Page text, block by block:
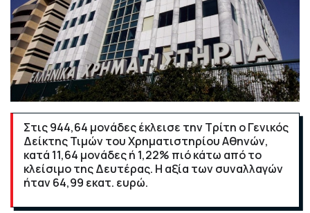
Στις 944,64 μονάδες έκλεισε την Τρίτη ο Γενικός
Δείκτης Τιμών του Χρηματιστηρίου Αθηνών,
κατά 11,64 μονάδες ή 1,22% πιό κάτω από το
κλείσιμο της Δευτέρας. Η αξία των συναλλαγών
ήταν 64,99 εκατ. ευρώ.